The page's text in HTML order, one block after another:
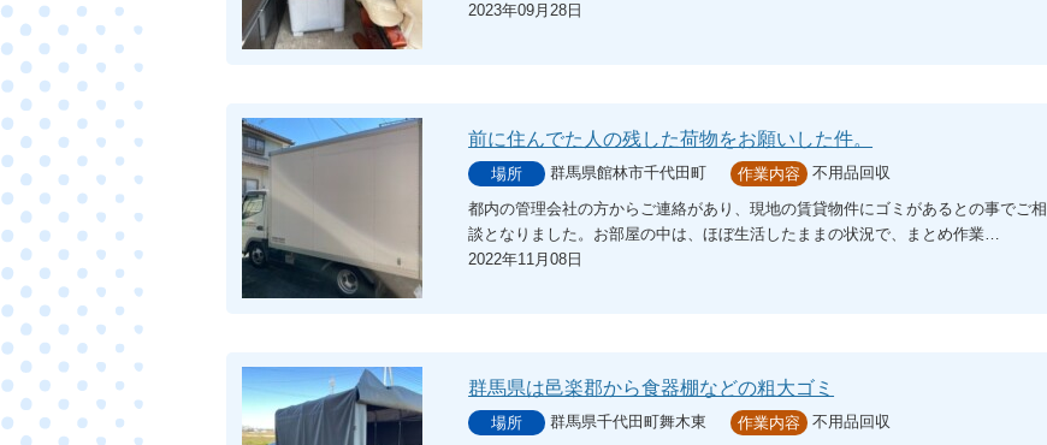
2023年09月28日
前に住んでた人の残した荷物をお願いした件。
場所 群馬県館林市千代田町 作業内容 不用品回収
都内の管理会社の方からご連絡があり、現地の賃貸物件にゴミがあるとの事でご相
談となりました。お部屋の中は、ほぼ生活したままの状況で、まとめ作業…
2022年11月08日
群馬県は邑楽郡から食器棚などの粗大ゴミ
場所 群馬県千代田町舞木東 作業内容 不用品回収